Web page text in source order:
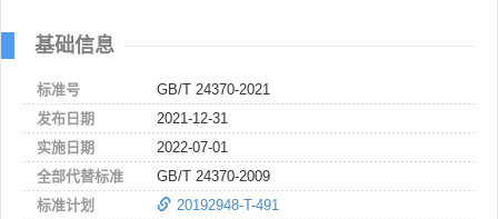
基础信息
标准号
GB/T 24370-2021
发布日期
2021-12-31
实施日期
2022-07-01
全部代替标准
GB/T 24370-2009
标准计划
20192948-T-491